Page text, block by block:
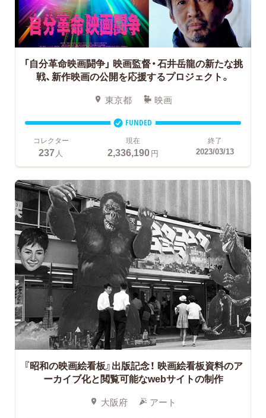
「自分革命映画闘争」 映画監督・石井岳龍の新たな挑
戦、新作映画の公開を応援するプロジェクト。
東京都 映画
FUNDED
コレクター
237 人
現在
2,336,190円
終了
2023/03/13
『昭和の映画絵看板』出版記念！ 映画絵看板資料のア
ーカイブ化と閲覧可能なwebサイトの制作
大阪府 アート